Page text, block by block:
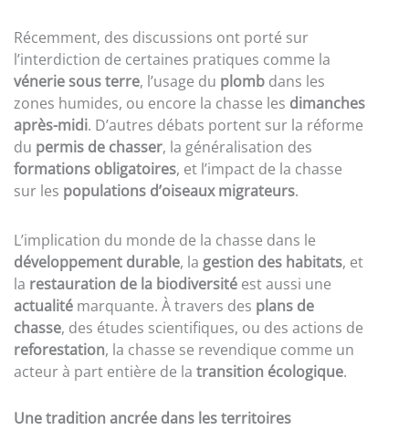
Récemment, des discussions ont porté sur
l’interdiction de certaines pratiques comme la
vénerie sous terre, l’usage du plomb dans les
zones humides, ou encore la chasse les dimanches
après-midi. D’autres débats portent sur la réforme
du permis de chasser, la généralisation des
formations obligatoires, et l’impact de la chasse
sur les populations d’oiseaux migrateurs.
L’implication du monde de la chasse dans le
développement durable, la gestion des habitats, et
la restauration de la biodiversité est aussi une
actualité marquante. À travers des plans de
chasse, des études scientifiques, ou des actions de
reforestation, la chasse se revendique comme un
acteur à part entière de la transition écologique.
Une tradition ancrée dans les territoires